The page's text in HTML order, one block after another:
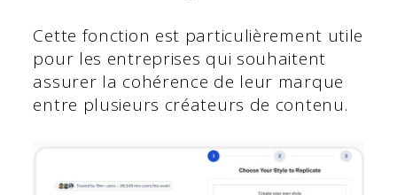
Cette fonction est particulièrement utile
pour les entreprises qui souhaitent
assurer la cohérence de leur marque
entre plusieurs créateurs de contenu.